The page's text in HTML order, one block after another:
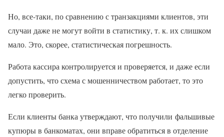
Но, все-таки, по сравнению с транзакциями клиентов, эти
случаи даже не могут войти в статистику, т. к. их слишком
мало. Это, скорее, статистическая погрешность.
Работа кассира контролируется и проверяется, и даже если
допустить, что схема с мошенничеством работает, то это
легко проверить.
Если клиенты банка утверждают, что получили фальшивые
купюры в банкоматах, они вправе обратиться в отделение